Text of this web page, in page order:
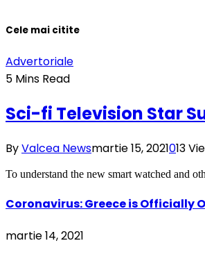
Cele mai citite
Advertoriale
5 Mins Read
Sci-fi Television Star
ByValcea Newsmartie 15, 2021013
To understand the new smart watched and
Coronavirus: Greece is Officially
martie 14, 2021